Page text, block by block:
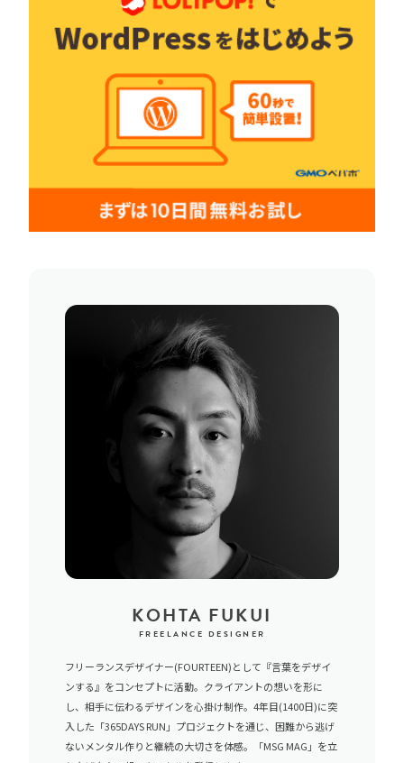
KOHTA FUKUI
FREELANCE DESIGNER
フリーランスデザイナー(FOURTEEN)として『言葉をデザイ
ンする』をコンセプトに活動。クライアントの想いを形に
し、相手に伝わるデザインを心掛け制作。4年目(1400日)に突
入した「365DAYS RUN」プロジェクトを通じ、困難から逃げ
ないメンタル作りと継続の大切さを体感。「MSG MAG」を立